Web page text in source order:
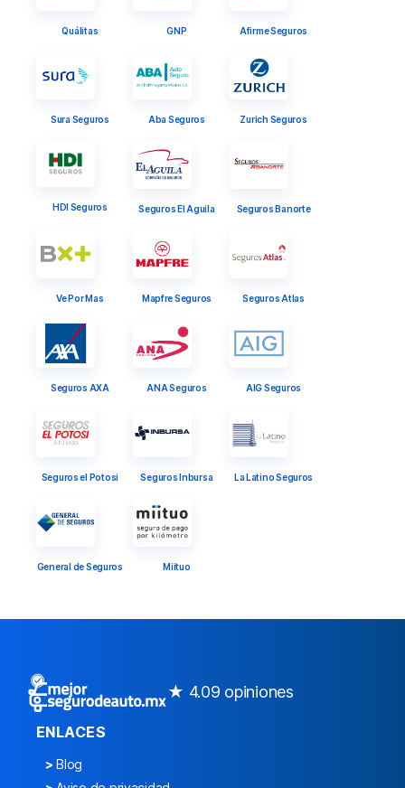
Quálitas GNP Afirme Seguros
Sura Seguros Aba Seguros Zurich Seguros
HDI Seguros Seguros El Aguila Seguros Banorte
Ve Por Mas Mapfre Seguros Seguros Atlas
Seguros AXA ANA Seguros AIG Seguros
Seguros el Potosi Seguros Inbursa La Latino Seguros
General de Seguros Miituo
★ 4.09 opiniones
ENLACES
> Blog